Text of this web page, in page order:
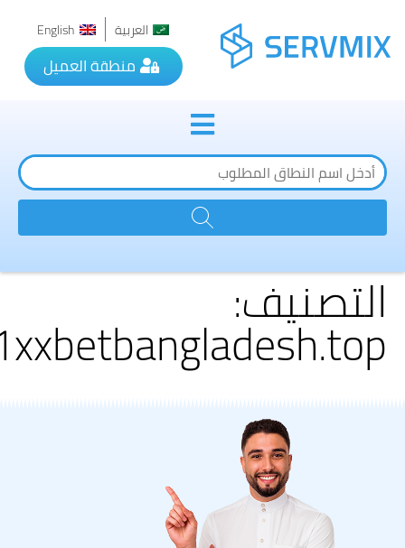
العربية English
منطقة العميل
التصنيف:
1xxbetbangladesh.top